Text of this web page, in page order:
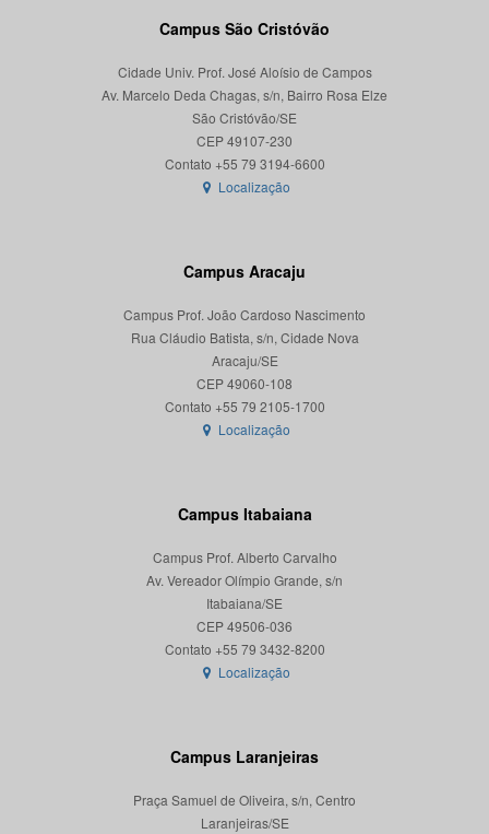
Campus São Cristóvão
Cidade Univ. Prof. José Aloísio de Campos
Av. Marcelo Deda Chagas, s/n, Bairro Rosa Elze
São Cristóvão/SE
CEP 49107-230
Localização
Campus Aracaju
Campus Prof. João Cardoso Nascimento
Rua Cláudio Batista, s/n, Cidade Nova
Aracaju/SE
CEP 49060-108
Localização
Campus Itabaiana
Campus Prof. Alberto Carvalho
Av. Vereador Olímpio Grande, s/n
Itabaiana/SE
CEP 49506-036
Localização
Campus Laranjeiras
Praça Samuel de Oliveira, s/n, Centro
Laranjeiras/SE